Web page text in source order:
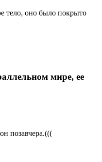
тело, оно было покрыто
мире, ее
позавчера.(((